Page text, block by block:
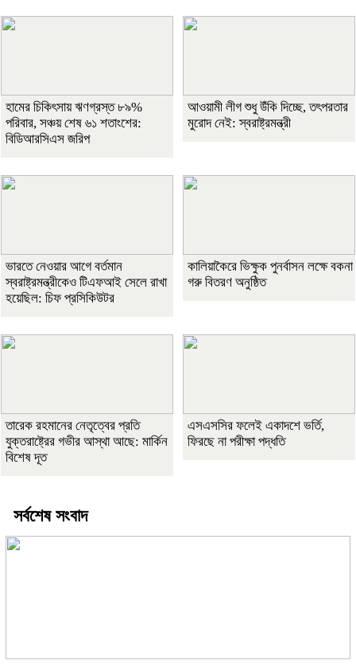
হামের চিকিৎসায় ঋণগ্রস্ত ৮৯%
পরিবার, সঞ্চয় শেষ ৬১ শতাংশের:
বিডিআরসিএস জরিপ
আওয়ামী লীগ শুধু উঁকি দিচ্ছে, তৎপরতার
মুরোদ নেই: স্বরাষ্ট্রমন্ত্রী
ভারতে নেওয়ার আগে বর্তমান
স্বরাষ্ট্রমন্ত্রীকেও টিএফআই সেলে রাখা
হয়েছিল: চিফ প্রসিকিউটর
কালিয়াকৈরে ভিক্ষুক পুনর্বাসন লক্ষে বকনা
গরু বিতরণ অনুষ্ঠিত
তারেক রহমানের নেতৃত্বের প্রতি
যুক্তরাষ্ট্রের গভীর আস্থা আছে: মার্কিন
বিশেষ দূত
এসএসসির ফলেই একাদশে ভর্তি,
ফিরছে না পরীক্ষা পদ্ধতি
সর্বশেষ সংবাদ